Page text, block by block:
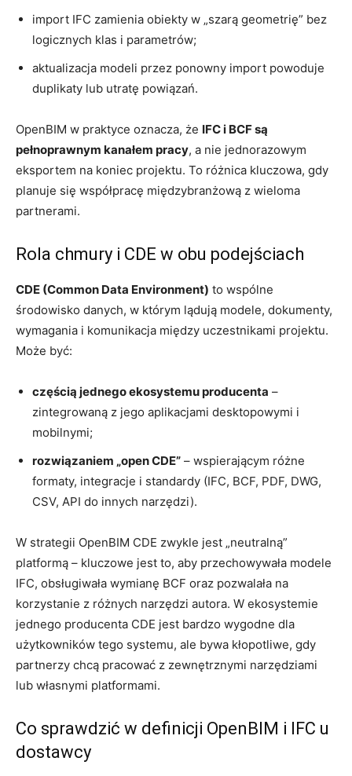
import IFC zamienia obiekty w „szarą geometrię” bez
logicznych klas i parametrów;
aktualizacja modeli przez ponowny import powoduje
duplikaty lub utratę powiązań.
OpenBIM w praktyce oznacza, że IFC i BCF są
pełnoprawnym kanałem pracy, a nie jednorazowym
eksportem na koniec projektu. To różnica kluczowa, gdy
planuje się współpracę międzybranżową z wieloma
partnerami.
Rola chmury i CDE w obu podejściach
CDE (Common Data Environment) to wspólne
środowisko danych, w którym lądują modele, dokumenty,
wymagania i komunikacja między uczestnikami projektu.
Może być:
częścią jednego ekosystemu producenta –
zintegrowaną z jego aplikacjami desktopowymi i
mobilnymi;
rozwiązaniem „open CDE” – wspierającym różne
formaty, integracje i standardy (IFC, BCF, PDF, DWG,
CSV, API do innych narzędzi).
W strategii OpenBIM CDE zwykle jest „neutralną”
platformą – kluczowe jest to, aby przechowywała modele
IFC, obsługiwała wymianę BCF oraz pozwalała na
korzystanie z różnych narzędzi autora. W ekosystemie
jednego producenta CDE jest bardzo wygodne dla
użytkowników tego systemu, ale bywa kłopotliwe, gdy
partnerzy chcą pracować z zewnętrznymi narzędziami
lub własnymi platformami.
Co sprawdzić w definicji OpenBIM i IFC u
dostawcy